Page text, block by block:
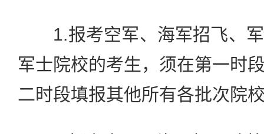
1.报考空军、海军招飞、军
军士院校的考生，须在第一时
二时段填报其他所有各批次院